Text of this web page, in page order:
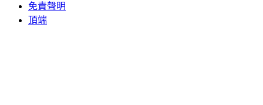
免責聲明
頂端